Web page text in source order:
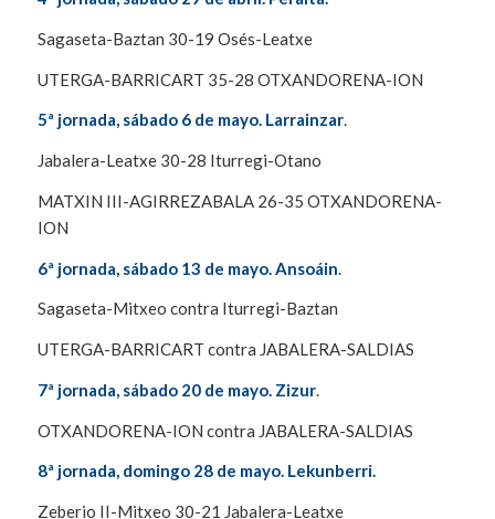
Sagaseta-Baztan 30-19 Osés-Leatxe
UTERGA-BARRICART 35-28 OTXANDORENA-ION
5ª jornada, sábado 6 de mayo. Larrainzar.
Jabalera-Leatxe 30-28 Iturregi-Otano
MATXIN III-AGIRREZABALA 26-35 OTXANDORENA-
ION
6ª jornada, sábado 13 de mayo. Ansoáin
Sagaseta-Mitxeo contra Iturregi-Baztan
UTERGA-BARRICART contra JABALERA-SALDIAS
7ª jornada, sábado 20 de mayo. Zizur.
OTXANDORENA-ION contra JABALERA-SALDIAS
8ª jornada, domingo 28 de mayo. Lekunberri.
Zeberio II-Mitxeo 30-21 Jabalera-Leatxe